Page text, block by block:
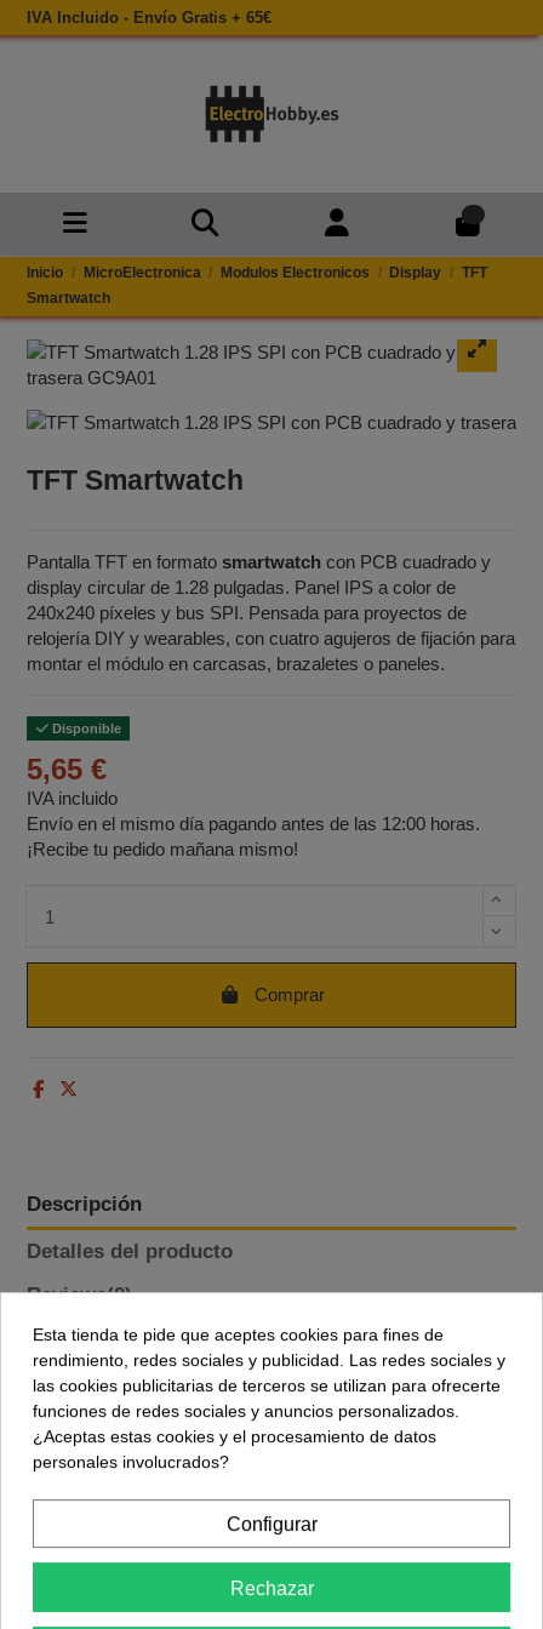
IVA Incluido - Envío Gratis + 65€
Inicio MicroElectronica Modulos Electronicos Display
TFT
Smartwatch
TFT Smartwatch
Pantalla TFT en formato smartwatch con PCB cuadrado y
display circular de 1.28 pulgadas. Panel IPS a color de
240x240 píxeles y bus SPI. Pensada para proyectos de
relojería DIY y wearables, con cuatro agujeros de fijación para
montar el módulo en carcasas, brazaletes o paneles.
Disponible
5,65 €
IVA incluido
Envío en el mismo día pagando antes de las 12:00 horas.
¡Recibe tu pedido mañana mismo!
Comprar
Descripción
Detalles del producto
Reviews(0)
LaTFT Smartwatches un módulo de pantalla en formato
cuadrado con display circular de 1.28 pulgadas, pensado para
proyectos de relojería DIY y wearables. El PCB integra cuatro
agujeros de fijación en las esquinas que facilitan el montaje
sobre carcasas impresas en 3D, brazaletes o paneles de
240x240 píxeles y comunicación por bus SPI.
Por qué este formato
El PCB cuadrado deja más zona alrededor del display para
serigrafía, sensores adicionales o componentes auxiliares.
Esta tienda te pide que aceptes cookies para fines de
rendimiento, redes sociales y publicidad. Las redes sociales y
las cookies publicitarias de terceros se utilizan para ofrecerte
funciones de redes sociales y anuncios personalizados.
¿Aceptas estas cookies y el procesamiento de datos
personales involucrados?
Configurar
Rechazar